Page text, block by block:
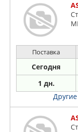
Поставка
Сегодня
1 дн.